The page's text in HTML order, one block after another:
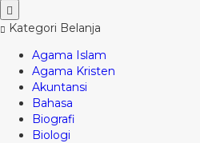
Kategori Belanja
Agama Islam
Agama Kristen
Akuntansi
Bahasa
Biografi
Biologi